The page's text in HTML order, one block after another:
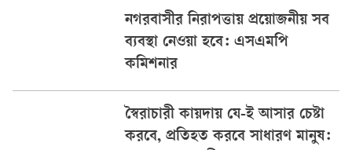
নগরবাসীর নিরাপত্তায় প্রয়োজনীয় সব
ব্যবস্থা নেওয়া হবে: এসএমপি
কমিশনার
স্বৈরাচারী কায়দায় যে-ই আসার চেষ্টা
করবে, প্রতিহত করবে সাধারণ মানুষ: